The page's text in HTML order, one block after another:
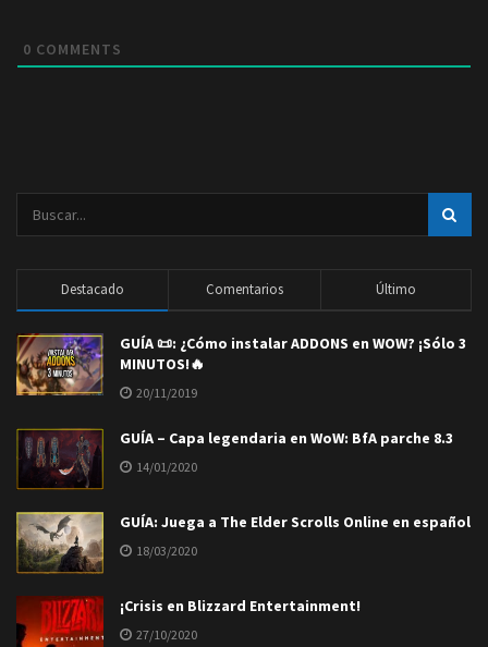
0 COMMENTS
Destacado Comentarios Último
GUÍA 📜: ¿Cómo instalar ADDONS en WOW? ¡Sólo 3
MINUTOS!🔥
20/11/2019
GUÍA – Capa legendaria en WoW: BfA parche 8.3
14/01/2020
GUÍA: Juega a The Elder Scrolls Online en español
18/03/2020
¡Crisis en Blizzard Entertainment!
27/10/2020